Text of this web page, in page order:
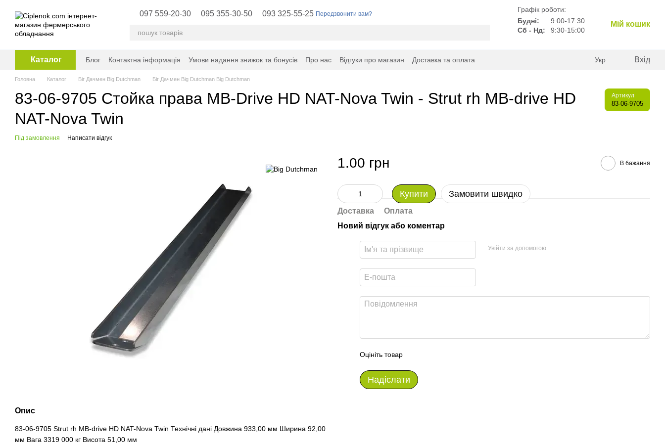
097 559-20-30 095 355-30-50 093 325-55-25 Передзвонити вам?
Графік роботи:
Будні:
9:00-17:30
Сб - Нд:
9:30-15:00
Мій кошик
Каталог Блог Контактна інформація Умови надання знижок та бонусів Про нас Відгуки про магазин Доставка та оплата Укр Вхід
Головна Каталог Біг Дачмен Big Dutchman Біг Дачмен Big Dutchman Big Dutchman
83-06-9705 Стойка права MB-Drive HD NAT-Nova Twin - Strut rh MB-drive HD
NAT-Nova Twin
Артикул
83-06-9705
Під замовлення Написати відгук
Опис
83-06-9705 Strut rh MB-drive HD NAT-Nova Twin Технічні дані Довжина 933,00 мм Ширина 92,00
мм Вага 3319 000 кг Висота 51,00 мм
1.00 грн В бажання
Купити Замовити швидко
Доставка
Оплата
Новий відгук або коментар
Увійти за допомогою
Оцініть товар
Надіслати